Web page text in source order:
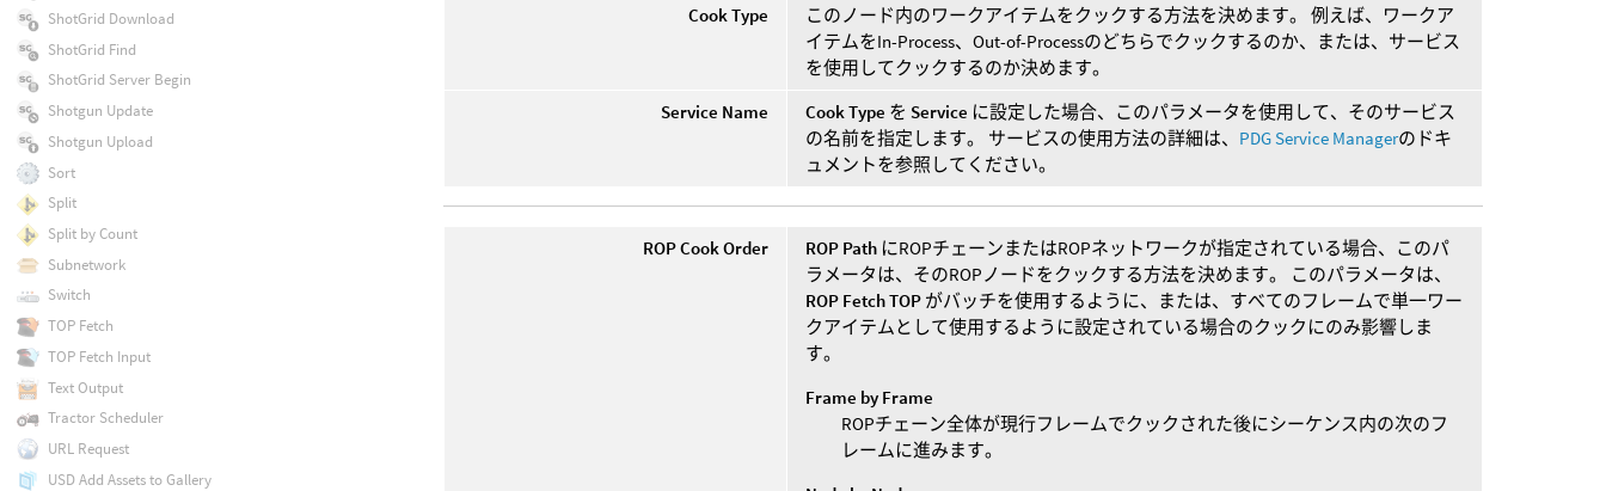
Cook Type
このノード内のワークアイテムをクックする方法を決めます。 例えば、ワークア
イテムをIn-Process、Out-of-Processのどちらでクックするのか、または、サービス
を使用してクックするのか決めます。
Service Name
Cook Type を Service に設定した場合、このパラメータを使用して、そのサービス
の名前を指定します。 サービスの使用方法の詳細は、 PDG Service Managerのドキ
ュメントを参照してください。
ROP Cook Order ROP Path にROPチェーンまたはROPネットワークが指定されている場合、このパ
ラメータは、そのROPノードをクックする方法を決めます。 このパラメータは、
ROP Fetch TOP がバッチを使用するように、または、すべてのフレームで単一ワー
クアイテムとして使用するように設定されている場合のクックにのみ影響しま
す。
Frame by Frame
ROPチェーン全体が現行フレームでクックされた後にシーケンス内の次のフ
レームに進みます。
ShotGrid Download
ShotGrid Find
ShotGrid Server Begin
Shotgun Update
Shotgun Upload
Sort
Split
Split by Count
Subnetwork
Switch
TOP Fetch
TOP Fetch Input
Text Output
Tractor Scheduler
URL Request
USD Add Assets to Gallery